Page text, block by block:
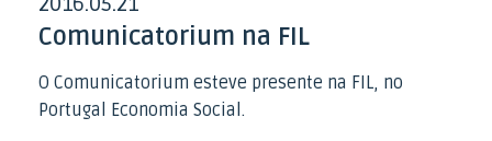
. .
Comunicatorium na FIL
O Comunicatorium esteve presente na FIL, no
Portugal Economia Social.